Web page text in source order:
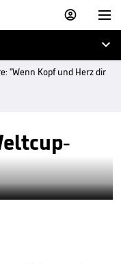



"Wenn Kopf und Herz dir